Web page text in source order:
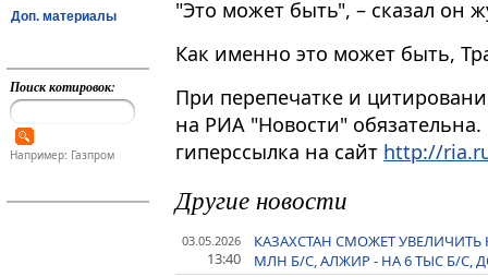
Доп. материалы
Поиск котировок:
Например: Газпром
"Это может быть", – сказал он
Как именно это может быть,
При перепечатке и
на РИА "Новости"
гиперссылка на сайт http://
Другие новости
03.05.2026
13:40
КАЗАХСТАН СМОЖЕТ
МЛН Б/С, АЛЖИР - НА 6 ТЫС Б/С,